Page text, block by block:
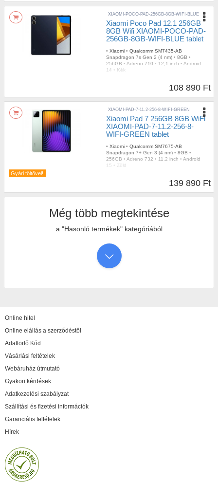
XIAOMI-POCO-PAD-256GB-8GB-WIFI-BLUE
Xiaomi Poco Pad 12.1 256GB
8GB Wifi XIAOMI-POCO-PAD-
256GB-8GB-WIFI-BLUE tablet
• Xiaomi • Qualcomm SM7435-AB
Snapdragon 7s Gen 2 (4 nm) • 8GB •
256GB • Adreno 710 • 12,1 inch • Android
14 • Kék
108 890 Ft
Gyári töltővel!
XIAOMI-PAD-7-11.2-256-8-WIFI-GREEN
Xiaomi Pad 7 256GB 8GB WiFi
XIAOMI-PAD-7-11.2-256-8-
WIFI-GREEN tablet
• Xiaomi • Qualcomm SM7675-AB
Snapdragon 7+ Gen 3 (4 nm) • 8GB •
256GB • Adreno 732 • 11.2 inch • Android
15 • Zöld
139 890 Ft
Még több megtekintése
a "Hasonló termékek" kategóriából
Online hitel
Online elállás a szerződéstől
Adattörlő Kód
Vásárlási feltételek
Webáruház útmutató
Gyakori kérdések
Adatkezelési szabályzat
Szállítási és fizetési információk
Garanciális feltételek
Hírek